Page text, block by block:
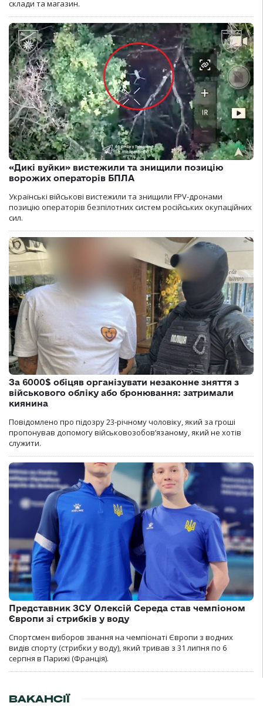
склади та магазин.
«Дикі вуйки» вистежили та знищили позицію
ворожих операторів БПЛА
Українські військові вистежили та знищили FPV-дронами
позицію операторів безпілотних систем російських окупаційних
сил.
За 6000$ обіцяв організувати незаконне зняття з
військового обліку або бронювання: затримали
киянина
Повідомлено про підозру 23-річному чоловіку, який за гроші
пропонував допомогу військовозобов’язаному, який не хотів
служити.
Представник ЗСУ Олексій Середа став чемпіоном
Європи зі стрибків у воду
Спортсмен виборов звання на чемпіонаті Європи з водних
видів спорту (стрибки у воду), який тривав з 31 липня по 6
серпня в Парижі (Франція).
ВАКАНСІЇ